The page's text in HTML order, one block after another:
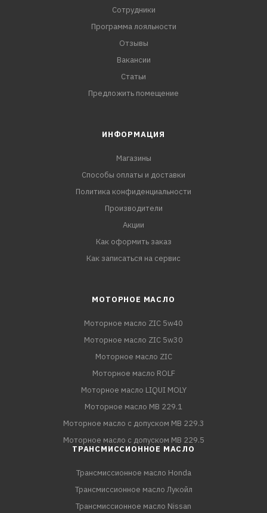
Сотрудники
Программа лояльности
Отзывы
Вакансии
Статьи
Предложить помещение
ИНФОРМАЦИЯ
Магазины
Способы оплаты и доставки
Политика конфиденциальности
Производители
Акции
Как оформить заказ
Как записаться на сервис
МОТОРНОЕ МАСЛО
Моторное масло ZIC 5w40
Моторное масло ZIC 5w30
Моторное масло ZIC
Моторное масло ROLF
Моторное масло LIQUI MOLY
Моторное масло MB 229.1
Моторное масло с допуском MB 229.3
Моторное масло с допуском MB 229.5
ТРАНСМИССИОННОЕ МАСЛО
Трансмиссионное масло Honda
Трансмиссионное масло Лукойл
Трансмиссионное масло Nissan